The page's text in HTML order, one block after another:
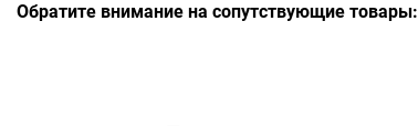
Обратите внимание на сопутствующие товары: